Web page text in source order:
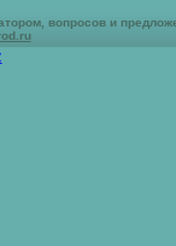
вопросов и